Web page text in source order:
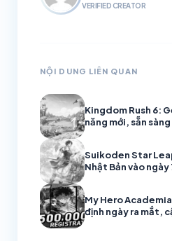
VERIFIED CREATOR
NỘI DUNG LIÊN QUAN
Kingdom Rush 6:
năng mới, sẵn
Suikoden Star
Nhật Bản vào
My Hero
định ngày ra mắt,